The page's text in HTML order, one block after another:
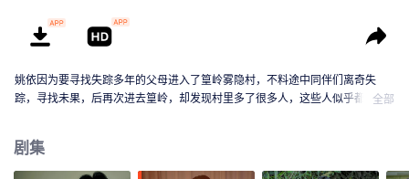
姚依因为要寻找失踪多年的父母进入了篁岭雾隐村，不料途中同伴们离奇失
踪，寻找未果，后再次进去篁岭，却发现村里多了很多人，这些人似乎都跟一
全部
剧集